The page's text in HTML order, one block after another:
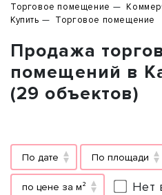
Торговое помещение
Купить
Торговое помещение
Продажа
помещений в
(29 объектов)
По дате По площади
по цене за м² Нет